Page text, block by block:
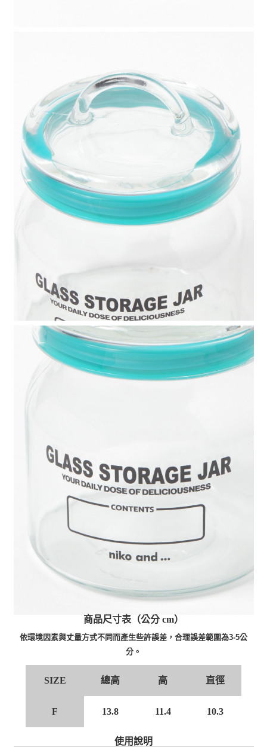
商品尺寸表（公分 cm）
依環境因素與丈量方式不同而產生些許誤差，合理誤差範圍為3-5公
分。
SIZE 總高 高 直徑
F 13.8 11.4 10.3
使用說明